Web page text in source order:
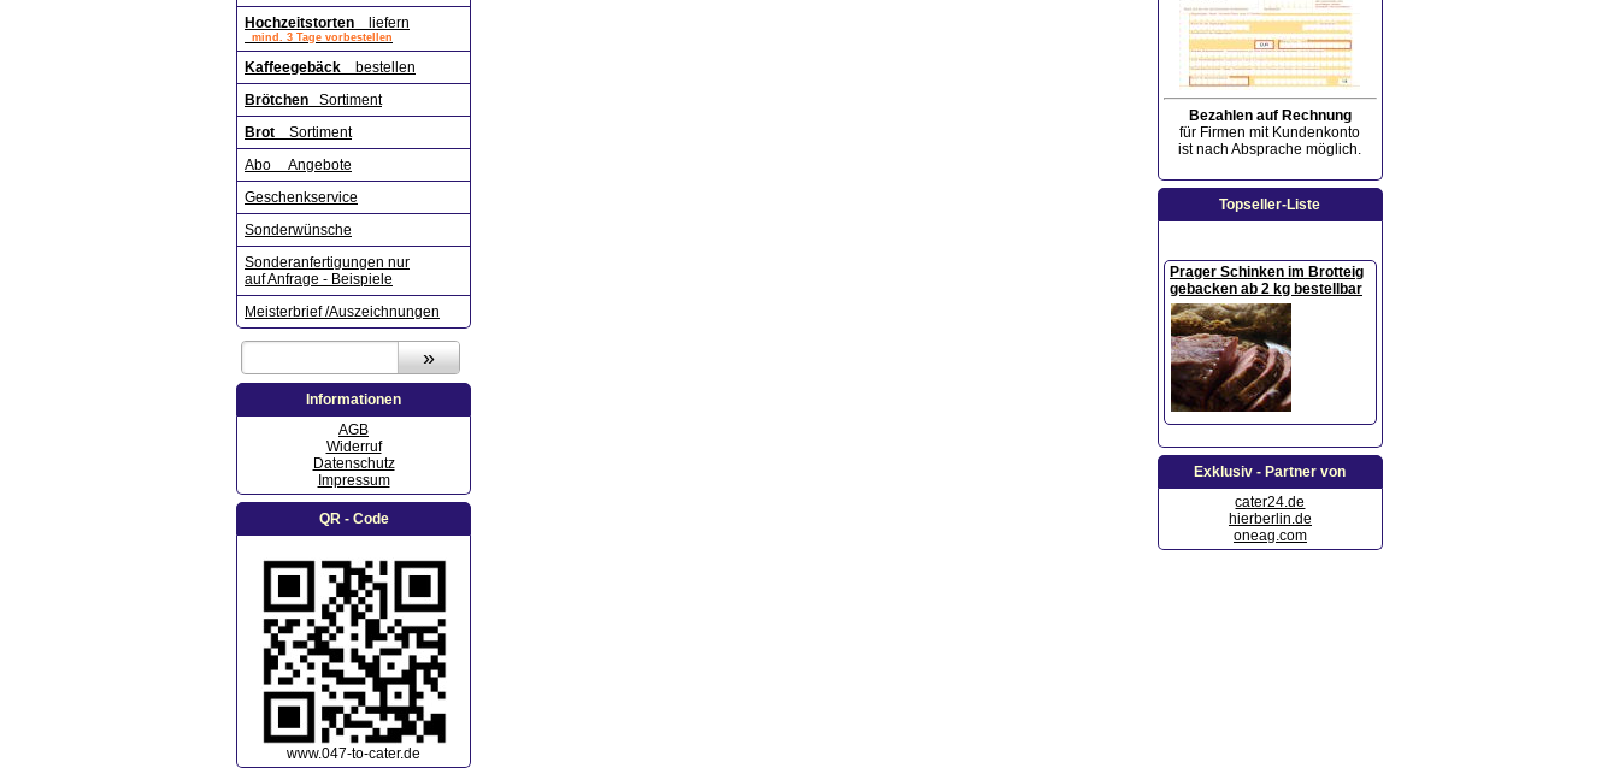
Hochzeitstorten liefern
mind. 3 Tage vorbestellen
Kaffeegebäck bestellen
Brötchen
Sortiment
Brot Sortiment
Abo Angebote
Geschenkservice
Sonderwünsche
Sonderanfertigungen nur
auf Anfrage - Beispiele
Meisterbrief /Auszeichnungen
Informationen
AGB
Widerruf
Datenschutz
Impressum
QR - Code
www.047-to-cater.de
Bezahlen auf Rechnung
für Firmen mit Kundenkonto
ist nach Absprache möglich.
Topseller-Liste
Prager Schinken im Brotteig
gebacken ab 2 kg bestellbar
Exklusiv - Partner von
cater24.de
hierberlin.de
oneag.com